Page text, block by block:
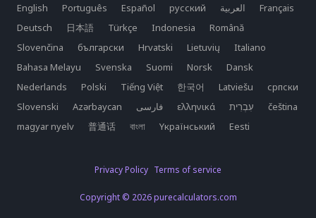
English Português Español русский العربية
Français
Deutsch
日本語 Türkçe Indonesia
Română
Slovenčina
български Hrvatski Lietuvių
Italiano
Bahasa Melayu
Svenska Suomi Norsk
Dansk
Nederlands
Polski Tiếng Việt 한국어 Latviešu
српски
Slovenski
Azərbaycan فارسی ελληνικά
čeština
magyar nyelv
普通话 বাংলা Yкраїнський Eesti
Privacy Policy Terms of service
Copyright © 2026 purecalculators.com